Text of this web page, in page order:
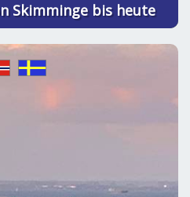
Skimminge bis heute